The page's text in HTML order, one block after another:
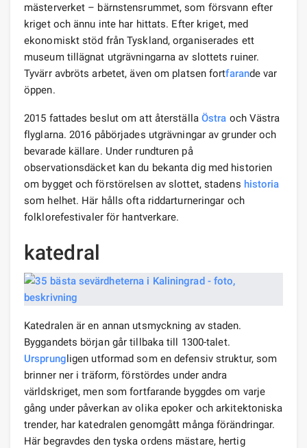
mästerverket – bärnstensrummet, som försvann efter
kriget och ännu inte har hittats. Efter kriget, med
ekonomiskt stöd från Tyskland, organiserades ett
museum tillägnat utgrävningarna av slottets ruiner.
Tyvärr avbröts arbetet, även om platsen fortfarande var
öppen.
2015 fattades beslut om att återställa Östra och Västra
flyglarna. 2016 påbörjades utgrävningar av grunder och
bevarade källare. Under rundturen på
observationsdäcket kan du bekanta dig med historien
om bygget och förstörelsen av slottet, stadens historia
som helhet. Här hålls ofta riddarturneringar och
folklorefestivaler för hantverkare.
katedral
Katedralen är en annan utsmyckning av staden.
Byggandets början går tillbaka till 1300-talet.
Ursprungligen utformad som en defensiv struktur, som
brinner ner i träform, förstördes under andra
världskriget, men som fortfarande byggdes om varje
gång under påverkan av olika epoker och arkitektoniska
trender, har katedralen genomgått många förändringar.
Här begravdes den tyska ordens mästare, hertig